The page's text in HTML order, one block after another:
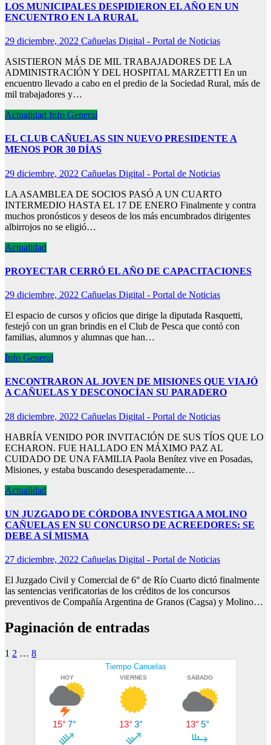
LOS MUNICIPALES DESPIDIERON EL AÑO EN UN
ENCUENTRO EN LA RURAL
29 diciembre, 2022 Cañuelas Digital - Portal de Noticias
ASISTIERON MÁS DE MIL TRABAJADORES DE LA
ADMINISTRACIÓN Y DEL HOSPITAL MARZETTI En un
encuentro llevado a cabo en el predio de la Sociedad Rural, más de
mil trabajadores y…
Actualidad Info General
EL CLUB CAÑUELAS SIN NUEVO PRESIDENTE A
MENOS POR 30 DÍAS
29 diciembre, 2022 Cañuelas Digital - Portal de Noticias
LA ASAMBLEA DE SOCIOS PASÓ A UN CUARTO
INTERMEDIO HASTA EL 17 DE ENERO Finalmente y contra
muchos pronósticos y deseos de los más encumbrados dirigentes
albirrojos no se eligió…
Actualidad
PROYECTAR CERRÓ EL AÑO DE CAPACITACIONES
29 diciembre, 2022 Cañuelas Digital - Portal de Noticias
El espacio de cursos y oficios que dirige la diputada Rasquetti,
festejó con un gran brindis en el Club de Pesca que contó con
familias, alumnos y alumnas que han…
Info General
ENCONTRARON AL JOVEN DE MISIONES QUE VIAJÓ
A CAÑUELAS Y DESCONOCÍAN SU PARADERO
28 diciembre, 2022 Cañuelas Digital - Portal de Noticias
HABRÍA VENIDO POR INVITACIÓN DE SUS TÍOS QUE LO
ECHARON. FUE HALLADO EN MÁXIMO PAZ AL
CUIDADO DE UNA FAMILIA Paola Benítez vive en Posadas,
Misiones, y estaba buscando desesperadamente…
Actualidad
UN JUZGADO DE CÓRDOBA INVESTIGA A MOLINO
CAÑUELAS EN SU CONCURSO DE ACREEDORES: SE
DEBE A SÍ MISMA
27 diciembre, 2022 Cañuelas Digital - Portal de Noticias
El Juzgado Civil y Comercial de 6° de Río Cuarto dictó finalmente
las sentencias verificatorias de los créditos de los concursos
preventivos de Compañía Argentina de Granos (Cagsa) y Molino…
Paginación de entradas
1 2 … 8